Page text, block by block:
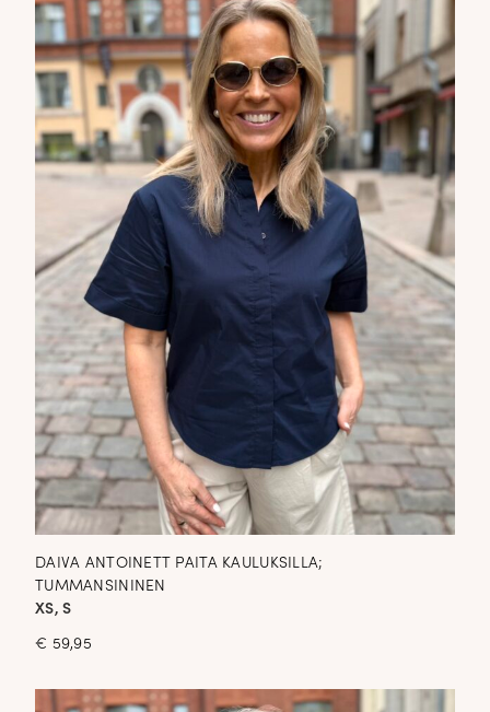
DAIVA ANTOINETT PAITA KAULUKSILLA;
TUMMANSININEN
XS, S
€ 59,95